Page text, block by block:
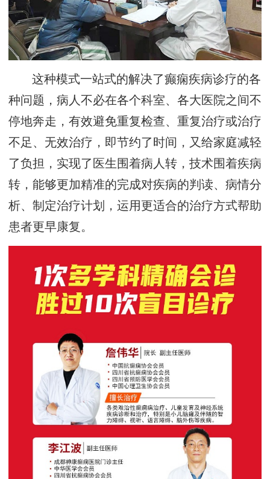
这种模式一站式的解决了癫痫疾病诊疗的各
种问题，病人不必在各个科室、各大医院之间不
停地奔走，有效避免重复检查、重复治疗或治疗
不足、无效治疗，即节约了时间，又给家庭减轻
了负担，实现了医生围着病人转，技术围着疾病
转，能够更加精准的完成对疾病的判读、病情分
析、制定治疗计划，运用更适合的治疗方式帮助
患者更早康复。